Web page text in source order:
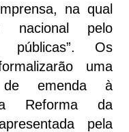
na qual
nacional pelo
públicas”. Os
uma
emenda à
Reforma da
pela